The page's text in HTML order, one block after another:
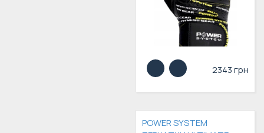
2343 грн
POWER SYSTEM